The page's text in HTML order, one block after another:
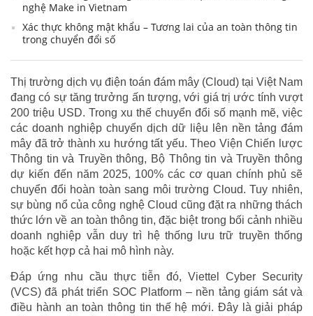
nghệ Make in Vietnam
Xác thực không mật khẩu – Tương lai của an toàn thông tin
trong chuyển đổi số
Thị trường dịch vụ điện toán đám mây (Cloud) tại Việt Nam
đang có sự tăng trưởng ấn tượng, với giá trị ước tính vượt
200 triệu USD. Trong xu thế chuyển đổi số mạnh mẽ, việc
các doanh nghiệp chuyển dịch dữ liệu lên nền tảng đám
mây đã trở thành xu hướng tất yếu. Theo Viện Chiến lược
Thông tin và Truyền thông, Bộ Thông tin và Truyền thông
dự kiến đến năm 2025, 100% các cơ quan chính phủ sẽ
chuyển đổi hoàn toàn sang môi trường Cloud. Tuy nhiên,
sự bùng nổ của công nghệ Cloud cũng đặt ra những thách
thức lớn về an toàn thông tin, đặc biệt trong bối cảnh nhiều
doanh nghiệp vẫn duy trì hệ thống lưu trữ truyền thống
hoặc kết hợp cả hai mô hình này.
Đáp ứng nhu cầu thực tiễn đó, Viettel Cyber Security
(VCS) đã phát triển SOC Platform – nền tảng giám sát và
điều hành an toàn thông tin thế hệ mới. Đây là giải pháp